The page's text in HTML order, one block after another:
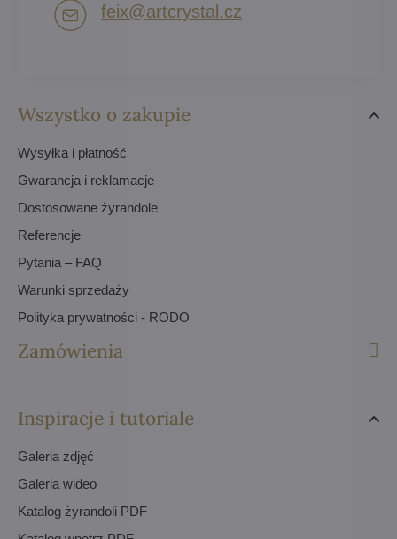
Wszystko o zakupie
Wysyłka i płatność
Gwarancja i reklamacje
Dostosowane żyrandole
Referencje
Pytania – FAQ
Warunki sprzedaży
Polityka prywatności - RODO
Zamówienia
Inspiracje i tutoriale
Galeria zdjęć
Galeria wideo
Katalog żyrandoli PDF
feix​@artcrystal​.cz